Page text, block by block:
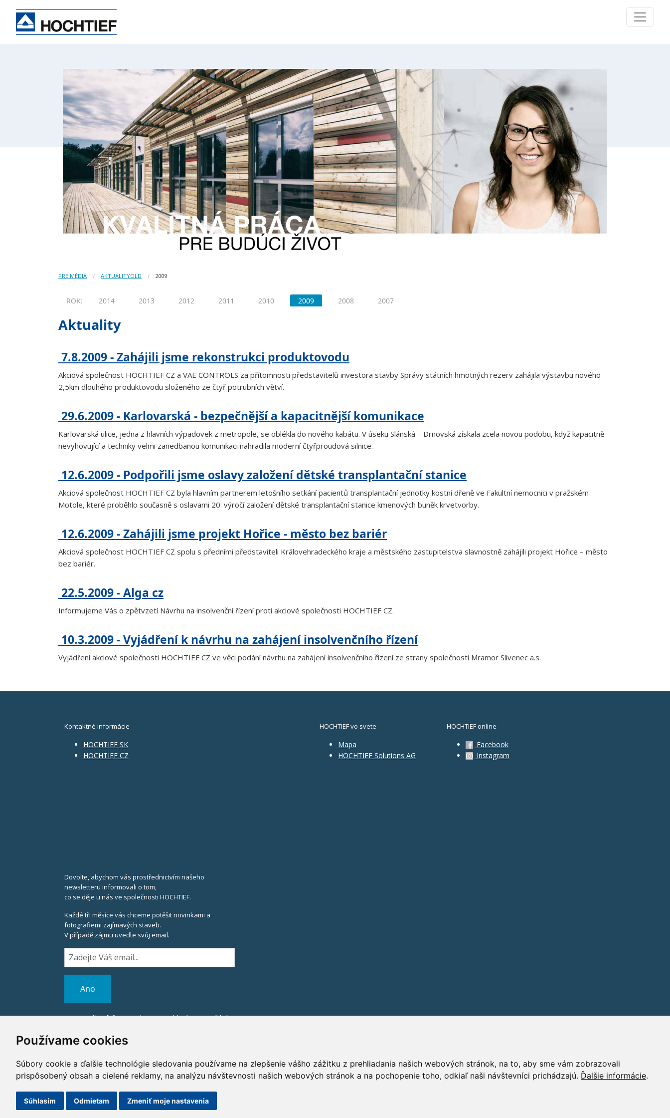
Používame cookies
Súbory cookie a ďalšie technológie sledovania používame na zlepšenie vášho zážitku z prehliadania našich webových stránok, na to, aby sme vám zobrazovali
prispôsobený obsah a cielené reklamy, na analýzu návštevnosti našich webových stránok a na pochopenie toho, odkiaľ naši návštevníci prichádzajú. Ďalšie informácie.
Súhlasím Odmietam Zmeniť moje nastavenia
PRE MÉDIÁ AKTUALITYOLD 2009
ROK: 2014 2013 2012 2011 2010 2009 2008 2007
Aktuality
7.8.2009 - Zahájili jsme rekonstrukci produktovodu
Akciová společnost HOCHTIEF CZ a VAE CONTROLS za přítomnosti představitelů investora stavby Správy státních hmotných rezerv zahájila výstavbu nového
2,5km dlouhého produktovodu složeného ze čtyř potrubních větví.
29.6.2009 - Karlovarská - bezpečnější a kapacitnější komunikace
Karlovarská ulice, jedna z hlavních výpadovek z metropole, se oblékla do nového kabátu. V úseku Slánská – Drnovská získala zcela novou podobu, když kapacitně
nevyhovující a techniky velmi zanedbanou komunikaci nahradila moderní čtyřproudová silnice.
12.6.2009 - Podpořili jsme oslavy založení dětské transplantační stanice
Akciová společnost HOCHTIEF CZ byla hlavním partnerem letošního setkání pacientů transplantační jednotky kostní dřeně ve Fakultní nemocnici v pražském
Motole, které proběhlo současně s oslavami 20. výročí založení dětské transplantační stanice kmenových buněk krvetvorby.
12.6.2009 - Zahájili jsme projekt Hořice - město bez bariér
Akciová společnost HOCHTIEF CZ spolu s předními představiteli Královehradeckého kraje a městského zastupitelstva slavnostně zahájili projekt Hořice – město
bez bariér.
22.5.2009 - Alga cz
Informujeme Vás o zpětvzetí Návrhu na insolvenční řízení proti akciové společnosti HOCHTIEF CZ.
10.3.2009 - Vyjádření k návrhu na zahájení insolvenčního řízení
Vyjádření akciové společnosti HOCHTIEF CZ ve věci podání návrhu na zahájení insolvenčního řízení ze strany společnosti Mramor Slivenec a.s.
Kontaktné informácie
HOCHTIEF SK
HOCHTIEF CZ
HOCHTIEF vo svete
Mapa
HOCHTIEF Solutions AG
HOCHTIEF online
Facebook
Instagram
Dovolte, abychom vás prostřednictvím našeho
newsletteru informovali o tom,
co se děje u nás ve společnosti HOCHTIEF.
Každé tři měsíce vás chceme potěšit novinkami a
fotografiemi zajímavých staveb.
V případě zájmu uveďte svůj email.
Registrací k odběru newsletteru souhlasíte se zasíláním
v souladu se zákonem č. 480/2004 Sb.